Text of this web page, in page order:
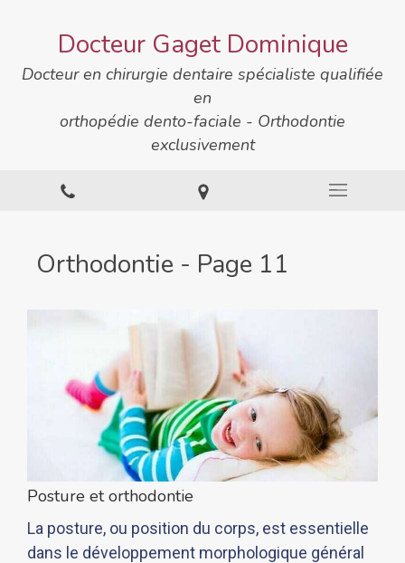
Docteur Gaget Dominique
Docteur en chirurgie dentaire spécialiste qualifiée
en
orthopédie dento-faciale - Orthodontie
exclusivement
Orthodontie - Page 11
Posture et orthodontie
La posture, ou position du corps, est essentielle
dans le développement morphologique général